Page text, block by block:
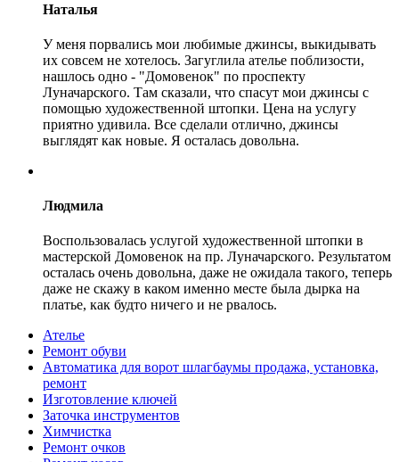
Наталья
У меня порвались мои любимые джинсы, выкидывать
их совсем не хотелось. Загуглила ателье поблизости,
нашлось одно - "Домовенок" по проспекту
Луначарского. Там сказали, что спасут мои джинсы с
помощью художественной штопки. Цена на услугу
приятно удивила. Все сделали отлично, джинсы
выглядят как новые. Я осталась довольна.
Людмила
Воспользовалась услугой художественной штопки в
мастерской Домовенок на пр. Луначарского. Результатом
осталась очень довольна, даже не ожидала такого, теперь
даже не скажу в каком именно месте была дырка на
платье, как будто ничего и не рвалось.
Ателье
Ремонт обуви
Автоматика для ворот шлагбаумы продажа, установка,
ремонт
Изготовление ключей
Заточка инструментов
Химчистка
Ремонт очков